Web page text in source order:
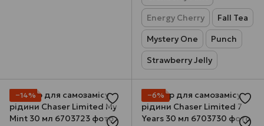
Energy Cherry
Fall Tea
Mystery One
Punch
Strawberry Jelly
−14% −6%